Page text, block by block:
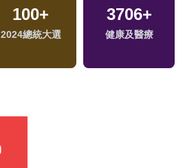
100+
2024總統大選
3706+
健康及醫療
472+
美食
87+
海峽論壇專區